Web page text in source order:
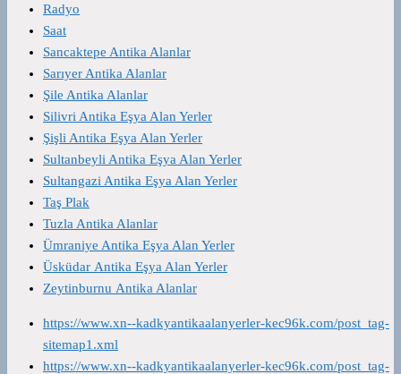
Radyo
Saat
Sancaktepe Antika Alanlar
Sarıyer Antika Alanlar
Şile Antika Alanlar
Silivri Antika Eşya Alan Yerler
Şişli Antika Eşya Alan Yerler
Sultanbeyli Antika Eşya Alan Yerler
Sultangazi Antika Eşya Alan Yerler
Taş Plak
Tuzla Antika Alanlar
Ümraniye Antika Eşya Alan Yerler
Üsküdar Antika Eşya Alan Yerler
Zeytinburnu Antika Alanlar
https://www.xn--kadkyantikaalanyerler-kec96k.com/post_tag-
sitemap1.xml
https://www.xn--kadkyantikaalanyerler-kec96k.com/post_tag-